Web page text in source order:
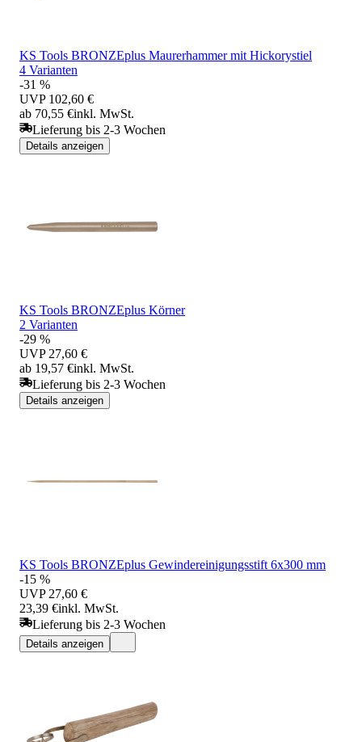
KS Tools BRONZEplus Maurerhammer mit Hickorystiel
4 Varianten
-31 %
UVP 102,60 €
ab 70,55 €inkl. MwSt.
Lieferung bis 2-3 Wochen
Details anzeigen
KS Tools BRONZEplus Körner
2 Varianten
-29 %
UVP 27,60 €
ab 19,57 €inkl. MwSt.
Lieferung bis 2-3 Wochen
Details anzeigen
KS Tools BRONZEplus Gewindereinigungsstift 6x300 mm
-15 %
UVP 27,60 €
23,39 €inkl. MwSt.
Lieferung bis 2-3 Wochen
Details anzeigen